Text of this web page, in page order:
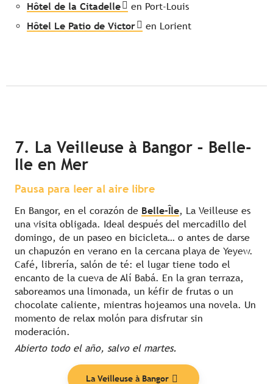
Hôtel de la Citadelle
en Port-Louis
Hôtel Le Patio de Victor
en Lorient
7. La Veilleuse à Bangor – Belle-
Ile en Mer
Pausa para leer al aire libre
En Bangor, en el corazón de Belle-Île, La Veilleuse es
una visita obligada. Ideal después del mercadillo del
domingo, de un paseo en bicicleta… o antes de darse
un chapuzón en verano en la cercana playa de Yeyew.
Café, librería, salón de té: el lugar tiene todo el
encanto de la cueva de Alí Babá. En la gran terraza,
saboreamos una limonada, un kéfir de frutas o un
chocolate caliente, mientras hojeamos una novela. Un
momento de relax molón para disfrutar sin
moderación.
Abierto todo el año, salvo el martes.
La Veilleuse à Bangor